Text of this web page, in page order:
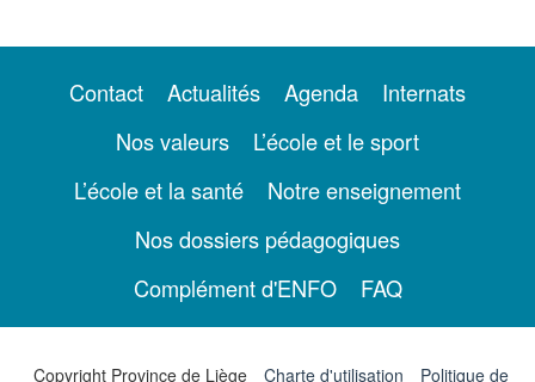
Contact Actualités Agenda
Internats
Nos valeurs
L’école et le sport
L’école et la santé
Notre enseignement
Nos dossiers pédagogiques
Complément d'ENFO
FAQ
Copyright Province de Liège Charte d'utilisation Politique de